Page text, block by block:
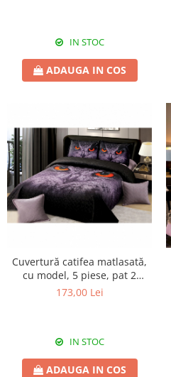
IN STOC
ADAUGA IN COS
Cuvertură catifea matlasată,
cu model, 5 piese, pat 2
persoane, 230x250 cm, CM34
173,00 Lei
IN STOC
ADAUGA IN COS